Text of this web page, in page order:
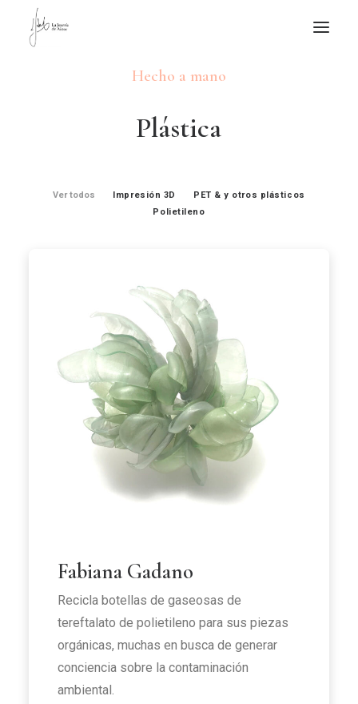
QUIÉN SOY
Hecho a mano
Plástica
Ver todos Impresión 3D
PET & y otros plásticos
Polietileno
Fabiana Gadano
Recicla botellas de gaseosas de
tereftalato de polietileno para sus piezas
orgánicas, muchas en busca de generar
conciencia sobre la contaminación
ambiental.